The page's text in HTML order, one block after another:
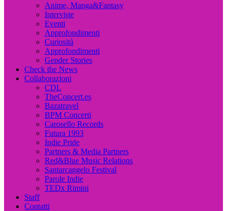
Anime, Manga&Fantasy
Interviste
Eventi
Approfondimenti
Curiosità
Approfondimenti
Gender Stories
Check the News
Collaborazioni
CDL
TheConcert.es
Bazatravel
BPM Concerti
Carosello Records
Futura 1993
Indie Pride
Partners & Media Partners
Red&Blue Music Relations
Santarcangelo Festival
Parole Indie
TEDx Rimini
Staff
Contatti